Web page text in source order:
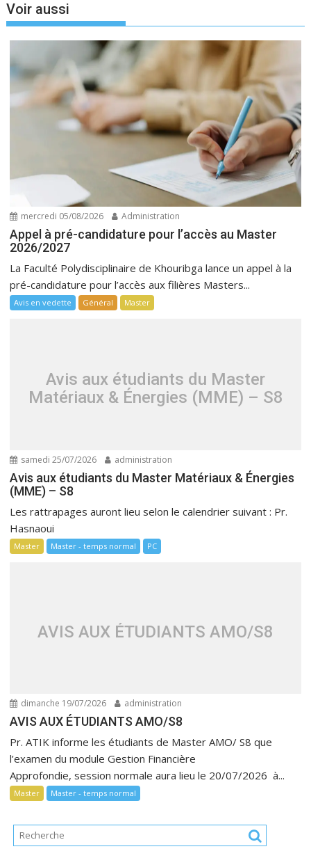
Voir aussi
mercredi 05/08/2026 Administration
Appel à pré-candidature pour l’accès au Master
2026/2027
La Faculté Polydisciplinaire de Khouribga lance un appel à la
pré-candidature pour l’accès aux filières Masters...
Avis en vedette Général Master
Avis aux étudiants du Master
Matériaux & Énergies (MME) – S8
samedi 25/07/2026 administration
Avis aux étudiants du Master Matériaux & Énergies
(MME) – S8
Les rattrapages auront lieu selon le calendrier suivant : Pr.
Hasnaoui
Master Master - temps normal PC
AVIS AUX ÉTUDIANTS AMO/S8
dimanche 19/07/2026 administration
AVIS AUX ÉTUDIANTS AMO/S8
Pr. ATIK informe les étudiants de Master AMO/ S8 que
l’examen du module Gestion Financière
Approfondie, session normale aura lieu le 20/07/2026 à...
Master Master - temps normal